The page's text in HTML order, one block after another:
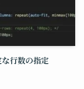
行数の指定